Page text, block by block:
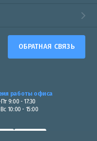
ОБРАТНАЯ СВЯЗЬ
работы офиса
9:00 - 17:30
10:00 - 15:00